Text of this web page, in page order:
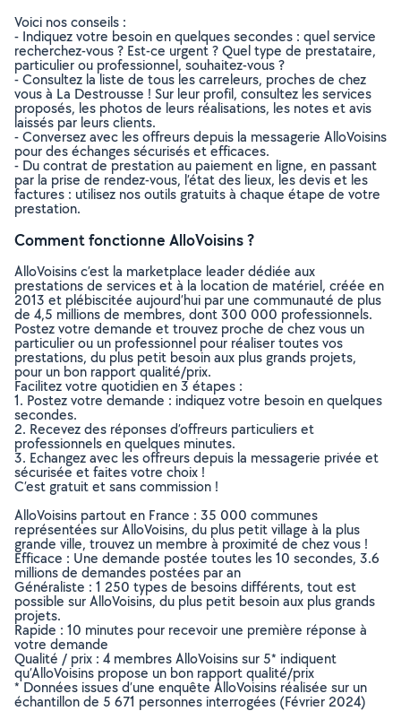
Voici nos conseils :
- Indiquez votre besoin en quelques secondes : quel service
recherchez-vous ? Est-ce urgent ? Quel type de prestataire,
particulier ou professionnel, souhaitez-vous ?
- Consultez la liste de tous les carreleurs, proches de chez
vous à La Destrousse ! Sur leur profil, consultez les services
proposés, les photos de leurs réalisations, les notes et avis
laissés par leurs clients.
- Conversez avec les offreurs depuis la messagerie AlloVoisins
pour des échanges sécurisés et efficaces.
- Du contrat de prestation au paiement en ligne, en passant
par la prise de rendez-vous, l’état des lieux, les devis et les
factures : utilisez nos outils gratuits à chaque étape de votre
prestation.
Comment fonctionne AlloVoisins ?
AlloVoisins c’est la marketplace leader dédiée aux
prestations de services et à la location de matériel, créée en
2013 et plébiscitée aujourd’hui par une communauté de plus
de 4,5 millions de membres, dont 300 000 professionnels.
Postez votre demande et trouvez proche de chez vous un
particulier ou un professionnel pour réaliser toutes vos
prestations, du plus petit besoin aux plus grands projets,
pour un bon rapport qualité/prix.
Facilitez votre quotidien en 3 étapes :
1. Postez votre demande : indiquez votre besoin en quelques
secondes.
2. Recevez des réponses d’offreurs particuliers et
professionnels en quelques minutes.
3. Echangez avec les offreurs depuis la messagerie privée et
sécurisée et faites votre choix !
C’est gratuit et sans commission !
AlloVoisins partout en France : 35 000 communes
représentées sur AlloVoisins, du plus petit village à la plus
grande ville, trouvez un membre à proximité de chez vous !
Efficace : Une demande postée toutes les 10 secondes, 3.6
millions de demandes postées par an
Généraliste : 1 250 types de besoins différents, tout est
possible sur AlloVoisins, du plus petit besoin aux plus grands
projets.
Rapide : 10 minutes pour recevoir une première réponse à
votre demande
Qualité / prix : 4 membres AlloVoisins sur 5* indiquent
qu’AlloVoisins propose un bon rapport qualité/prix
* Données issues d’une enquête AlloVoisins réalisée sur un
échantillon de 5 671 personnes interrogées (Février 2024)